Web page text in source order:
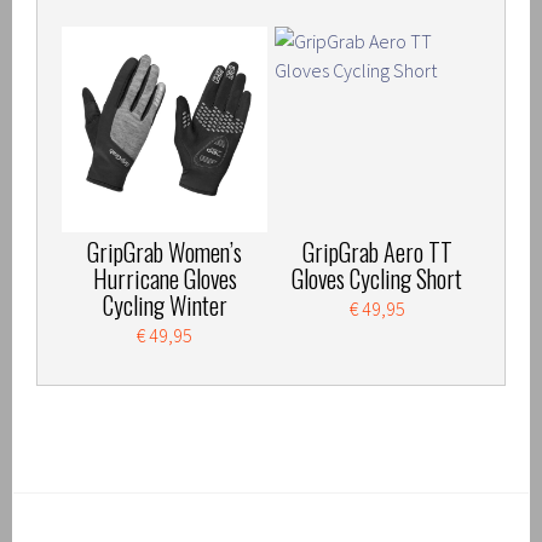
GripGrab Women’s
Hurricane Gloves
Cycling Winter
€ 49,95
GripGrab Aero TT
Gloves Cycling Short
€ 49,95